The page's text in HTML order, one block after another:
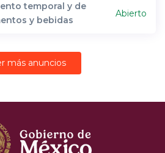
temporal y de
y bebidas
Abierto
más anuncios